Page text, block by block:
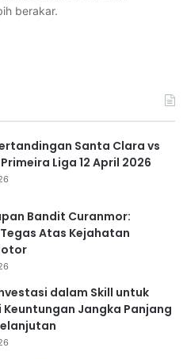
berakar.
Santa Clara vs
Liga 12 April 2026
Bandit Curanmor:
Atas Kejahatan
dalam Skill untuk
Jangka Panjang